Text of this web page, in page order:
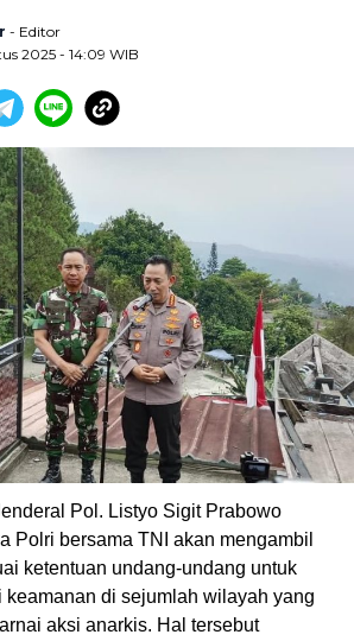
- Editor
2025 - 14:09 WIB
Pol. Listyo Sigit Prabowo
Polri bersama TNI akan mengambil
ketentuan undang-undang untuk
keamanan di sejumlah wilayah yang
aksi anarkis. Hal tersebut